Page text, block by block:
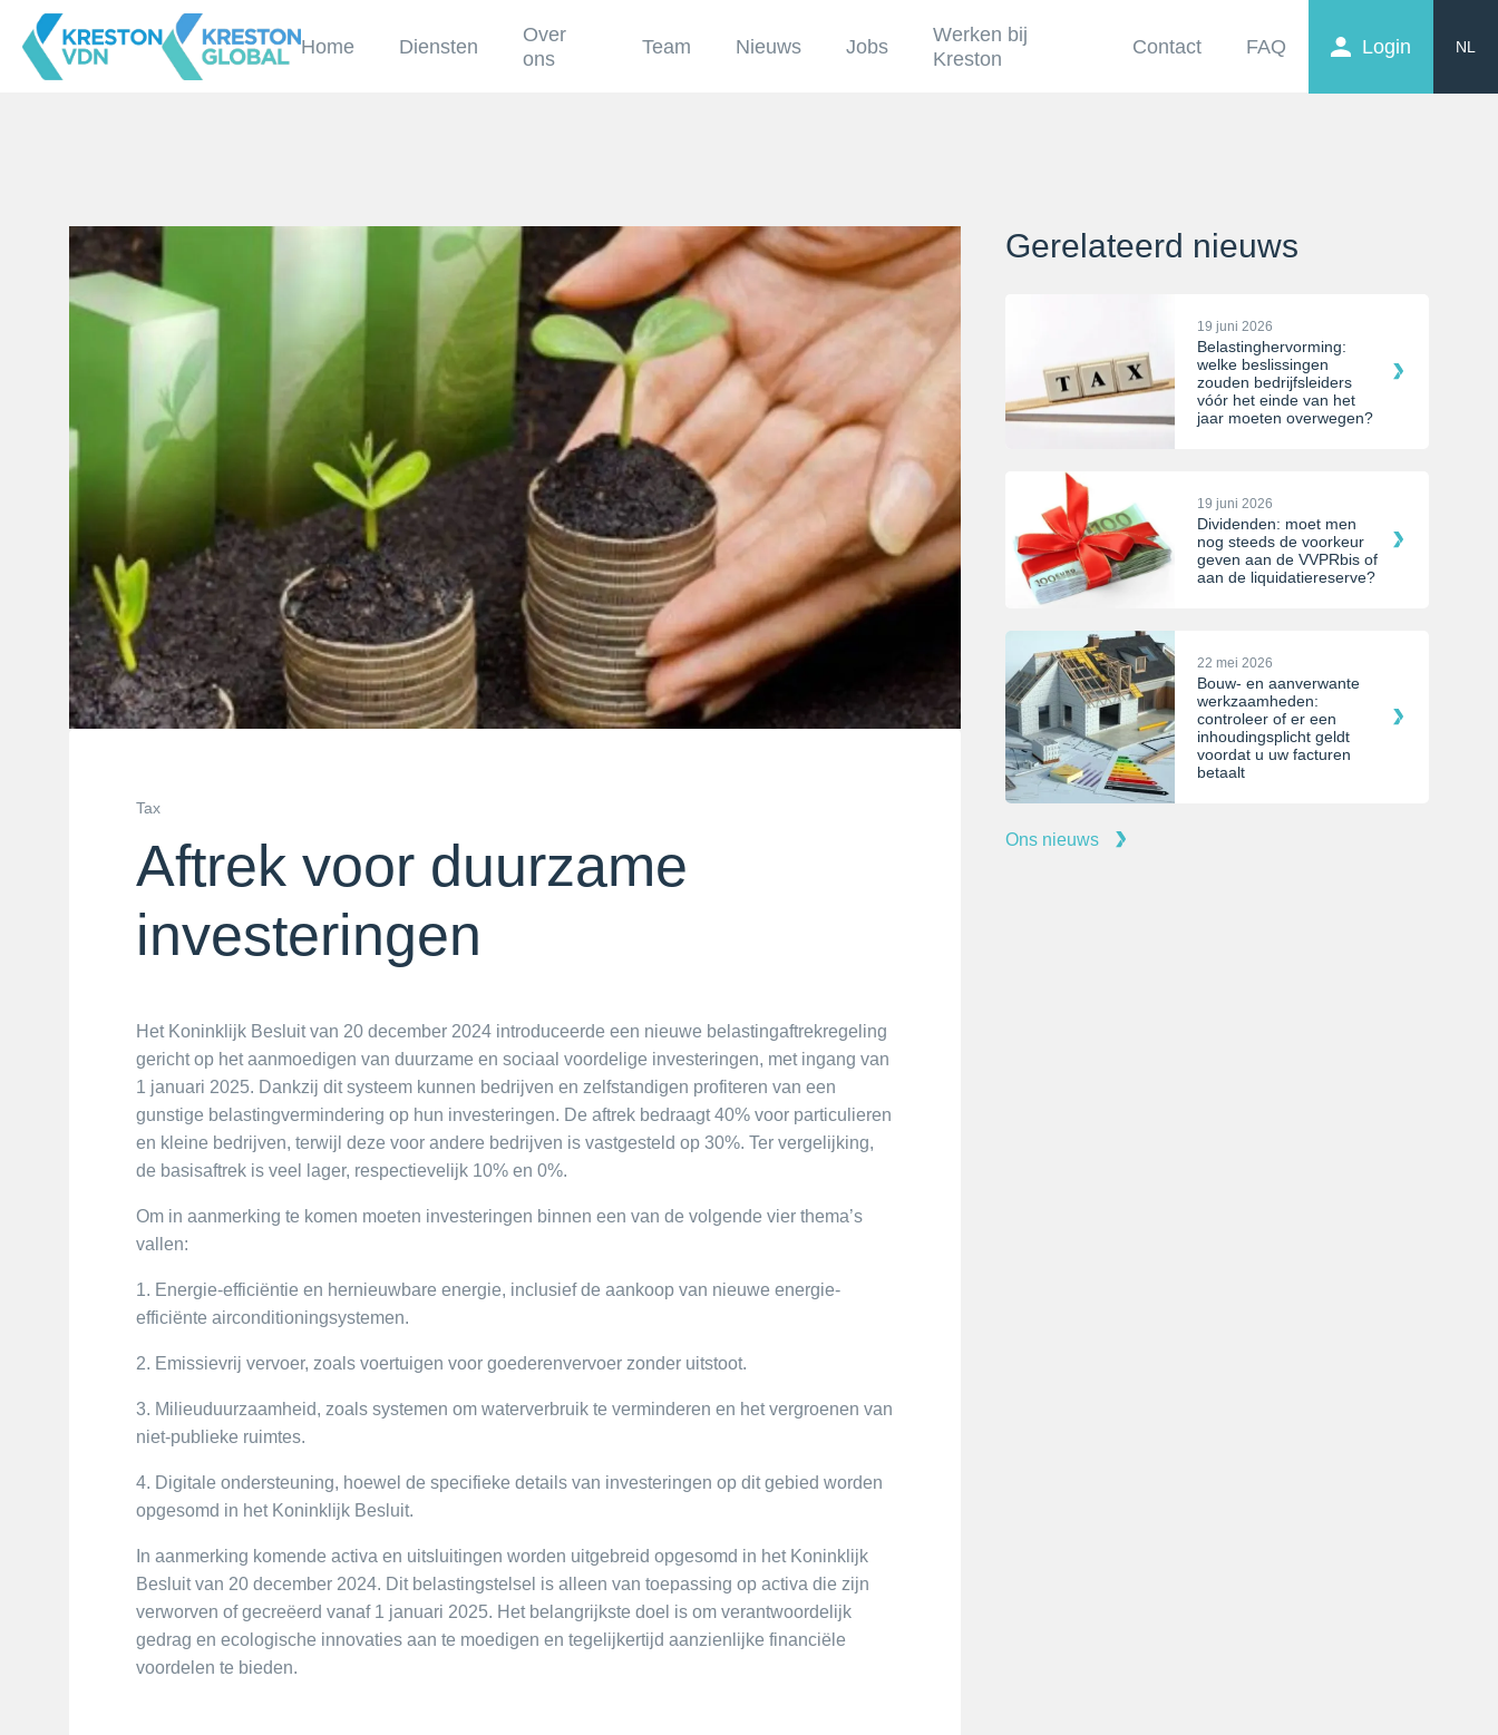
Home Diensten
Over
ons
Team Nieuws Jobs
Werken bij
Kreston
Contact FAQ Login
NL
Tax
Aftrek voor duurzame
investeringen
Het Koninklijk Besluit van 20 december 2024 introduceerde een nieuwe belastingaftrekregeling
gericht op het aanmoedigen van duurzame en sociaal voordelige investeringen, met ingang van
1 januari 2025. Dankzij dit systeem kunnen bedrijven en zelfstandigen profiteren van een
gunstige belastingvermindering op hun investeringen. De aftrek bedraagt 40% voor particulieren
en kleine bedrijven, terwijl deze voor andere bedrijven is vastgesteld op 30%. Ter vergelijking,
de basisaftrek is veel lager, respectievelijk 10% en 0%.
Om in aanmerking te komen moeten investeringen binnen een van de volgende vier thema’s
vallen:
1. Energie-efficiëntie en hernieuwbare energie, inclusief de aankoop van nieuwe energie-
efficiënte airconditioningsystemen.
2. Emissievrij vervoer, zoals voertuigen voor goederenvervoer zonder uitstoot.
3. Milieuduurzaamheid, zoals systemen om waterverbruik te verminderen en het vergroenen van
niet-publieke ruimtes.
4. Digitale ondersteuning, hoewel de specifieke details van investeringen op dit gebied worden
opgesomd in het Koninklijk Besluit.
In aanmerking komende activa en uitsluitingen worden uitgebreid opgesomd in het Koninklijk
Besluit van 20 december 2024. Dit belastingstelsel is alleen van toepassing op activa die zijn
verworven of gecreëerd vanaf 1 januari 2025. Het belangrijkste doel is om verantwoordelijk
gedrag en ecologische innovaties aan te moedigen en tegelijkertijd aanzienlijke financiële
voordelen te bieden.
Gerelateerd nieuws
19 juni 2026
Belastinghervorming:
welke beslissingen
zouden bedrijfsleiders
vóór het einde van het
jaar moeten overwegen?
19 juni 2026
Dividenden: moet men
nog steeds de voorkeur
geven aan de VVPRbis of
aan de liquidatiereserve?
22 mei 2026
Bouw- en aanverwante
werkzaamheden:
controleer of er een
inhoudingsplicht geldt
voordat u uw facturen
betaalt
Ons nieuws